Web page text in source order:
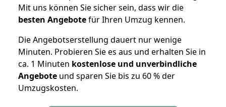
Mit uns können Sie sicher sein, dass wir die
besten Angebotefür Ihren Umzug kennen.
Die Angebotserstellung dauert nur wenige
Minuten. Probieren Sie es aus und erhalten Sie in
ca. 1 Minuten kostenlose und unverbindliche
Angebote und sparen Sie bis zu 60 % der
Umzugskosten.